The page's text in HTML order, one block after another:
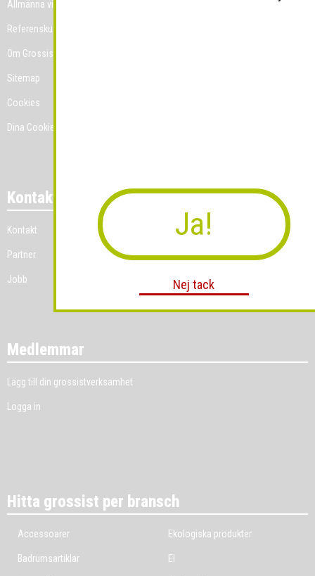
Allmänna villkor
Referenskunder
Om Grossist.se
Sitemap
Cookies
Dina Cookie-prefenser
Kontakt
Kontakt
Partner
Jobb
Medlemmar
Lägg till din grossistverksamhet
Logga in
Hitta grossist per bransch
Accessoarer
Badrumsartiklar
Ekologiska produkter
El
Ja!
Nej tack